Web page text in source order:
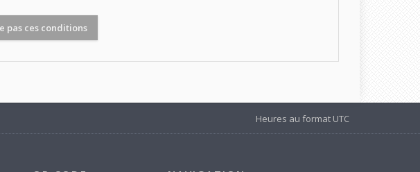
Heures au format UTC